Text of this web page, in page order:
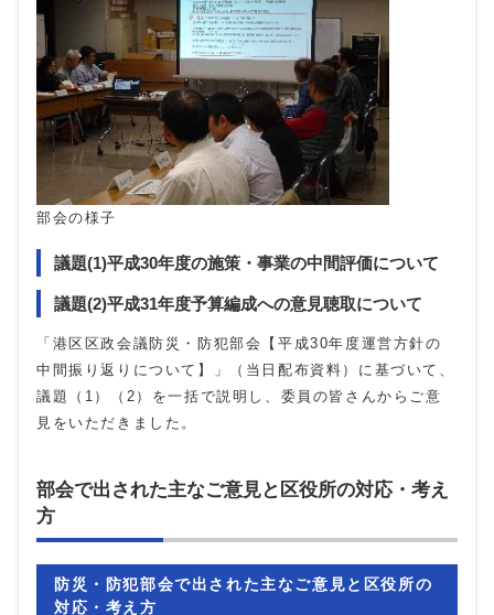
部会の様子
議題(1)平成30年度の施策・事業の中間評価について
議題(2)平成31年度予算編成への意見聴取について
「港区区政会議防災・防犯部会【平成30年度運営方針の
中間振り返りについて】」（当日配布資料）に基づいて、
議題（1）（2）を一括で説明し、委員の皆さんからご意
見をいただきました。
部会で出された主なご意見と区役所の対応・考え
方
防災・防犯部会で出された主なご意見と区役所の
対応・考え方